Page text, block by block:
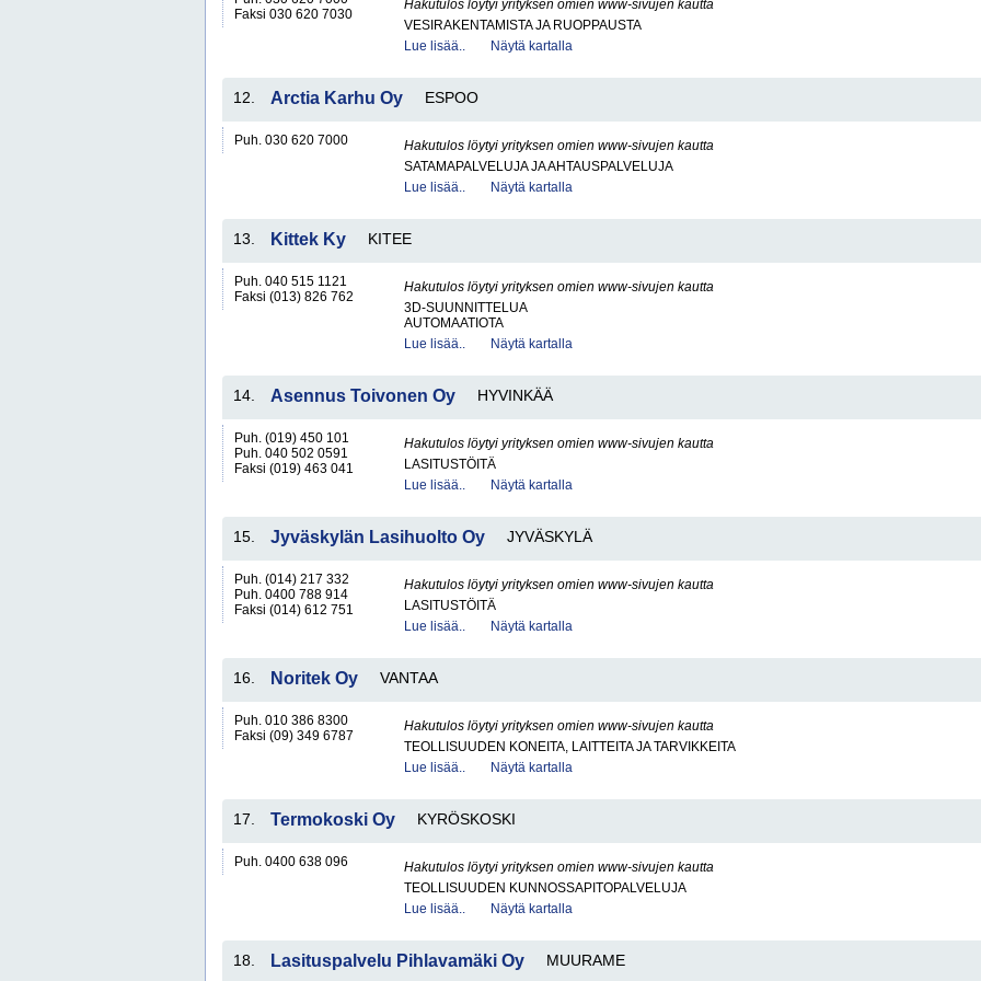
Faksi 030 620 7030
Hakutulos löytyi yrityksen omien www-sivujen kautta
VESIRAKENTAMISTA JA RUOPPAUSTA
Lue lisää..
Näytä kartalla
12. Arctia Karhu Oy ESPOO
Puh. 030 620 7000
Hakutulos löytyi yrityksen omien www-sivujen kautta
SATAMAPALVELUJA JA AHTAUSPALVELUJA
Lue lisää..
Näytä kartalla
13. Kittek Ky KITEE
Puh. 040 515 1121
Faksi (013) 826 762
Hakutulos löytyi yrityksen omien www-sivujen kautta
3D-SUUNNITTELUA
AUTOMAATIOTA
Lue lisää..
Näytä kartalla
14. Asennus Toivonen Oy HYVINKÄÄ
Puh. (019) 450 101
Puh. 040 502 0591
Faksi (019) 463 041
Hakutulos löytyi yrityksen omien www-sivujen kautta
LASITUSTÖITÄ
Lue lisää..
Näytä kartalla
15. Jyväskylän Lasihuolto Oy JYVÄSKYLÄ
Puh. (014) 217 332
Puh. 0400 788 914
Faksi (014) 612 751
Hakutulos löytyi yrityksen omien www-sivujen kautta
LASITUSTÖITÄ
Lue lisää..
Näytä kartalla
16. Noritek Oy VANTAA
Puh. 010 386 8300
Faksi (09) 349 6787
Hakutulos löytyi yrityksen omien www-sivujen kautta
TEOLLISUUDEN KONEITA, LAITTEITA JA TARVIKKEITA
Lue lisää..
Näytä kartalla
17. Termokoski Oy KYRÖSKOSKI
Puh. 0400 638 096
Hakutulos löytyi yrityksen omien www-sivujen kautta
TEOLLISUUDEN KUNNOSSAPITOPALVELUJA
Lue lisää..
Näytä kartalla
18. Lasituspalvelu Pihlavamäki Oy MUURAME